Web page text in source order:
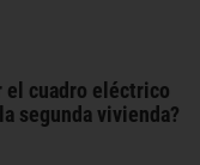
el cuadro eléctrico
segunda vivienda?